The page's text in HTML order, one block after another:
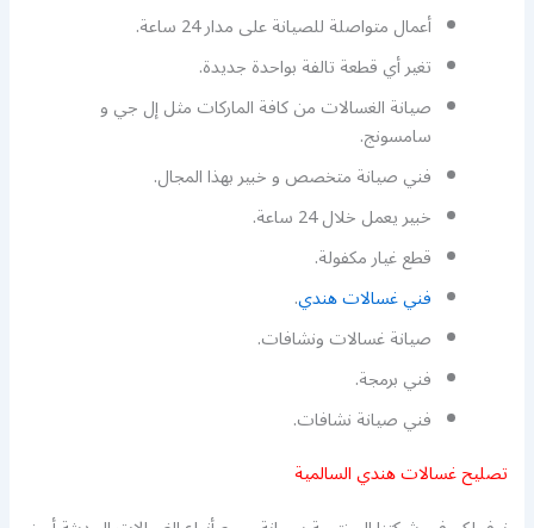
أعمال متواصلة للصيانة على مدار 24 ساعة.
تغير أي قطعة تالفة بواحدة جديدة.
صيانة الغسالات من كافة الماركات مثل إل جي و
سامسونج.
فني صيانة متخصص و خبير بهذا المجال.
خبير يعمل خلال 24 ساعة.
قطع غيار مكفولة.
فني غسالات هندي.
صيانة غسالات ونشافات.
فني برمجة.
فني صيانة نشافات.
تصليح غسالات هندي السالمية